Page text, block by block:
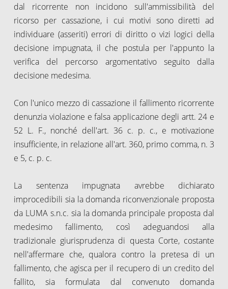
dal ricorrente non incidono sull'ammissibilità del
ricorso per cassazione, i cui motivi sono diretti ad
individuare (asseriti) errori di diritto o vizi logici della
decisione impugnata, il che postula per l'appunto la
verifica del percorso argomentativo seguito dalla
decisione medesima.
Con l'unico mezzo di cassazione il fallimento ricorrente
denunzia violazione e falsa applicazione degli artt. 24 e
52 L. F., nonché dell'art. 36 c. p. c., e motivazione
insufficiente, in relazione all'art. 360, primo comma, n. 3
e 5, c. p. c.
La sentenza impugnata avrebbe dichiarato
improcedibili sia la domanda riconvenzionale proposta
da LUMA s.n.c. sia la domanda principale proposta dal
medesimo fallimento, così adeguandosi alla
tradizionale giurisprudenza di questa Corte, costante
nell'affermare che, qualora contro la pretesa di un
fallimento, che agisca per il recupero di un credito del
fallito, sia formulata dal convenuto domanda